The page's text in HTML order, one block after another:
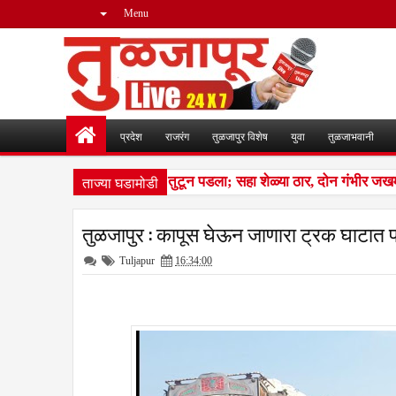
Menu
प्रदेश राजरंग तुळजापुर विशेष युवा तुळजाभवानी
ताज्या घडामोडी
लांडग्यांचा कळप शेळ्यांवर तुटून पडला; सहा शेळ्या ठार, दोन गंभीर
तुळजापुर : कापूस घेऊन जाणारा ट्रक घाटात
Tuljapur 16:34:00